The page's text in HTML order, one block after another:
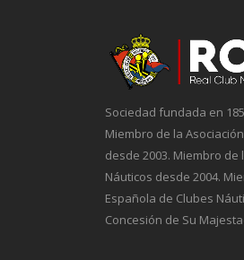
Sociedad fundada en
Miembro de la
desde 2003. Miembro de
Náuticos desde 2004.
Española de Clubes
Concesión de Su